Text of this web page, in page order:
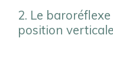
2. Le
position